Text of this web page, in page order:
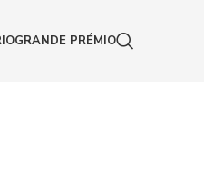
GRANDE PRÉMIO